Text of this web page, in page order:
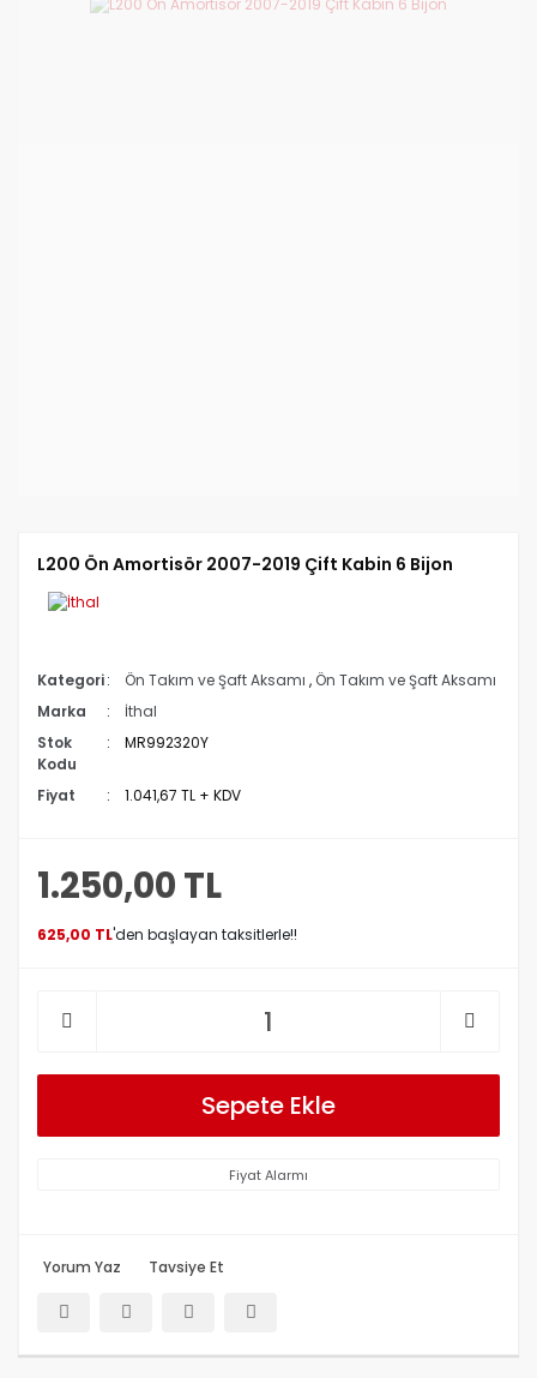
L200 Ön Amortisör 2007-2019 Çift Kabin 6 Bijon
Kategori Ön Takım ve Şaft Aksamı , Ön Takım ve Şaft Aksamı
Marka
İthal
Stok
Kodu
MR992320Y
Fiyat 1.041,67 TL + KDV
1.250,00 TL
625,00 TL'den başlayan taksitlerle!!
Sepete Ekle
Fiyat Alarmı
Yorum Yaz Tavsiye Et